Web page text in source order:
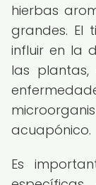
hierbas
grandes. El
influir en la
las
acuapónico.
Es